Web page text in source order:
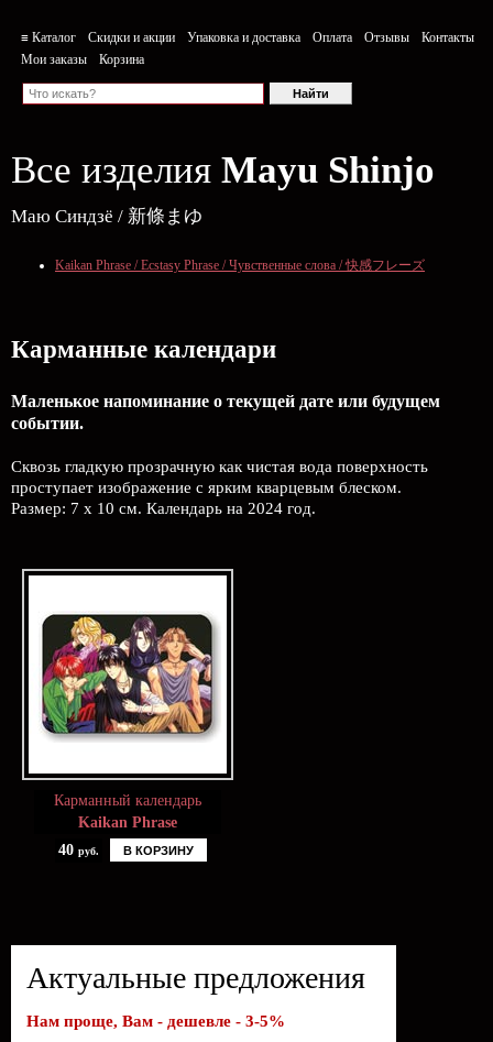
≡ Каталог Скидки и акции Упаковка и доставка Оплата Отзывы
Контакты
Мои заказы
Корзина
Все изделия Mayu Shinjo
Маю Синдзё / 新條まゆ
Kaikan Phrase / Ecstasy Phrase / Чувственные слова / 快感フレーズ
Карманные календари
Маленькое напоминание о текущей дате или будущем
событии.
Сквозь гладкую прозрачную как чистая вода поверхность
проступает изображение с ярким кварцевым блеском.
Размер: 7 х 10 см. Календарь на 2024 год.
Карманный календарь
Kaikan Phrase
40 руб. В КОРЗИНУ
Актуальные предложения
Нам проще, Вам - дешевле - 3-5%